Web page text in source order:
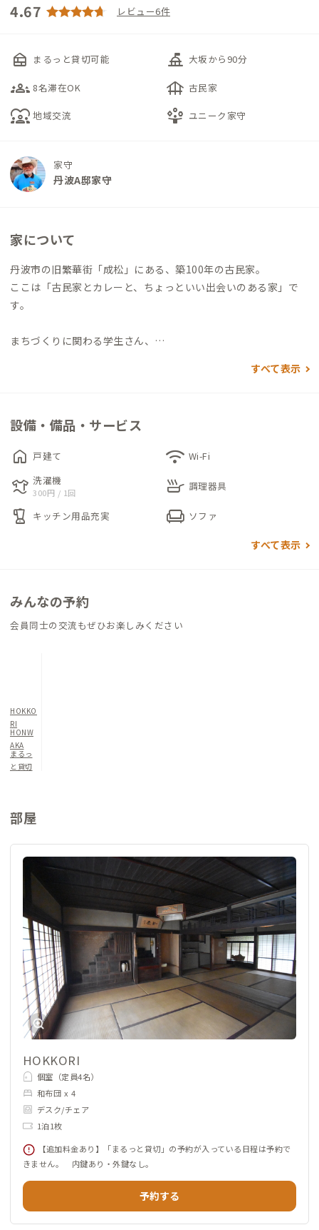
4.67 レビュー6件
nest_multi_room まるっと貸切可能 things_to_do 大坂から90分
groups_3 8名滞在OK foundation 古民家
diversity_1 地域交流 person_play ユニーク家守
家守
丹波A邸家守
家について
丹波市の旧繁華街「成松」にある、築100年の古民家。
ここは「古民家とカレーと、ちょっといい出会いのある家」で
す。
まちづくりに関わる学生さん、
ワーケーションでリモートワークしながら滞在する経営者やフ
そんなごちゃまぜの地域交流拠点
「マイパブリック丹波」とよばれる地域の人や価値観と自然に
出会える場所です。
【建物の魅力】
築100年の木のぬくもりと落ち着いた空間。懐かしさを感じつ
キッチンやお風呂も整い、古さと快適さが共存しています。
リビングがある本館2Fには家守が生活しています。
に触れられます。
【ワーケーション環境】
静かな環境で集中でき、自然の中で思考も整理されます。
数日間の滞在だけでなく、
た。
「働く」と「暮らす」が自然につながります。
【体験の魅力】
72歳で起業したおじいちゃんのスリランカカレーを提供した
り、
ご希望の方には、おじいちゃんとスリランカカレー作り（別途
有料）が体験できます。
食事をきっかけに会話が生まれ、人と人が自然につながる場づ
くりを目指しています。
希望があれば、地域のキーマン紹介やキャリア相談、カレーづ
くり体験、多言語交流なども可能です。
【周辺環境】
丹波の名産、黒枝豆や栗の収穫などの農体験、
ローカルな飲食店や直売所など、
“暮らしに入り込む体験”ができます。
【おすすめの人】
ワーケーションで環境を変えたい人、
地域と関わりたい人、
すべて表示
設備・備品・サービス
home 戸建て wifi Wi-Fi
laundry 洗濯機
300円 / 1回 skillet 調理器具
blender キッチン用品充実 chair ソファ
すべて表示
みんなの予約
会員同士の交流もぜひお楽しみください
HOKKO
RI
HONW
AKA
まるっ
と貸切
部屋
HOKKORI
個室（定員4名）
和布団 x 4
デスク/チェア
1泊1枚
【追加料金あり】「まるっと貸切」の予約が入っている日程は予約で
きません。 内鍵あり・外鍵なし。
予約する